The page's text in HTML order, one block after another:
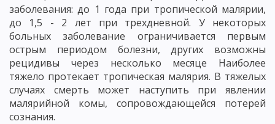
заболевания: до 1 года при тропической малярии,
до 1,5 - 2 лет при трехдневной. У некоторых
больных заболевание ограничивается первым
острым периодом болезни, других возможны
рецидивы через несколько месяце Наиболее
тяжело протекает тропическая малярия. В тяжелых
случаях смерть может наступить при явлении
малярийной комы, сопровождающейся потерей
сознания.